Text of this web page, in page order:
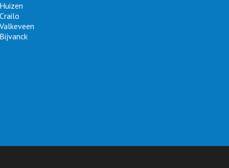
Huizen
Crailo
Valkeveen
Bijvanck